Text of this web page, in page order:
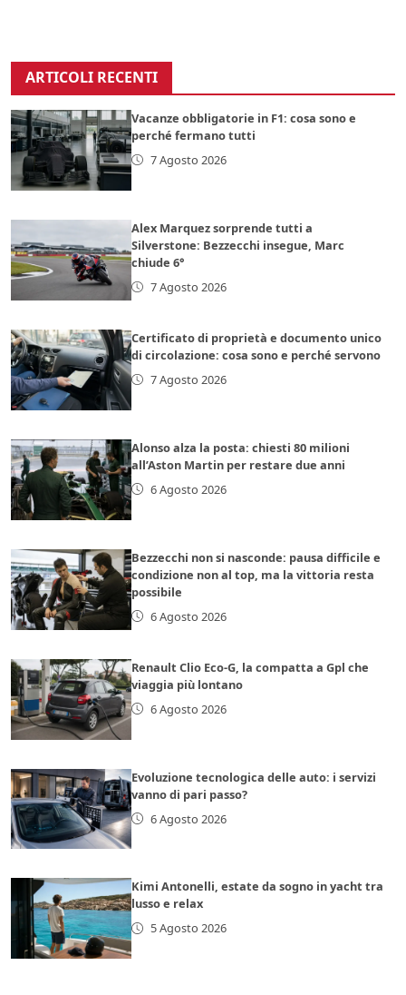
ARTICOLI RECENTI
Vacanze obbligatorie in F1: cosa sono e
perché fermano tutti
7 Agosto 2026
Alex Marquez sorprende tutti a
Silverstone: Bezzecchi insegue, Marc
chiude 6°
7 Agosto 2026
Certificato di proprietà e documento unico
di circolazione: cosa sono e perché servono
7 Agosto 2026
Alonso alza la posta: chiesti 80 milioni
all’Aston Martin per restare due anni
6 Agosto 2026
Bezzecchi non si nasconde: pausa difficile e
condizione non al top, ma la vittoria resta
possibile
6 Agosto 2026
Renault Clio Eco-G, la compatta a Gpl che
viaggia più lontano
6 Agosto 2026
Evoluzione tecnologica delle auto: i servizi
vanno di pari passo?
6 Agosto 2026
Kimi Antonelli, estate da sogno in yacht tra
lusso e relax
5 Agosto 2026